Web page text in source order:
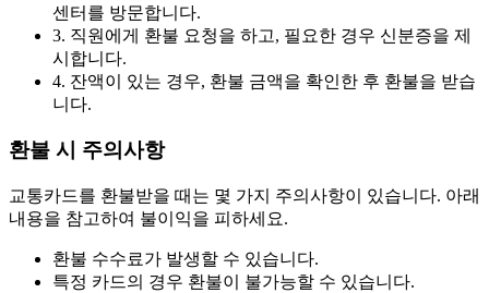
센터를 방문합니다.
3. 직원에게 환불 요청을 하고, 필요한 경우 신분증을 제
시합니다.
4. 잔액이 있는 경우, 환불 금액을 확인한 후 환불을 받습
니다.
환불 시 주의사항
교통카드를 환불받을 때는 몇 가지 주의사항이 있습니다. 아래
내용을 참고하여 불이익을 피하세요.
환불 수수료가 발생할 수 있습니다.
특정 카드의 경우 환불이 불가능할 수 있습니다.